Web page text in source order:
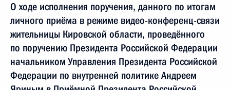
О ходе исполнения поручения, данного по итогам
личного приёма в режиме видео-конференц-связи
жительницы Кировской области, проведённого
по поручению Президента Российской Федерации
начальником Управления Президента Российской
Федерации по внутренней политике Андреем